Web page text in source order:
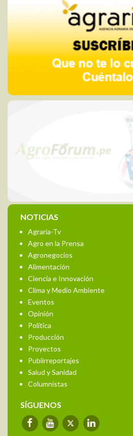
NOTICIAS
Agraria-Tv
Agro en la Prensa
Agronegocios
Alimentación
Ciencia e Innovación
Clima y Medio Ambiente
Eventos
Opinión
Política
Producción
Proyectos
Publirreportajes
Salud y Sanidad
Columnistas
SÍGUENOS